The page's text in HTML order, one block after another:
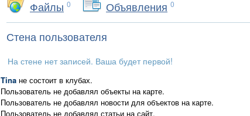
Файлы 0 Объявления 0
Стена пользователя
На стене нет записей. Ваша будет первой!
Tina не состоит в клубах.
Пользователь не добавлял объекты на карте.
Пользователь не добавлял новости для объектов на карте.
Пользователь не добавлял статьи на сайт.